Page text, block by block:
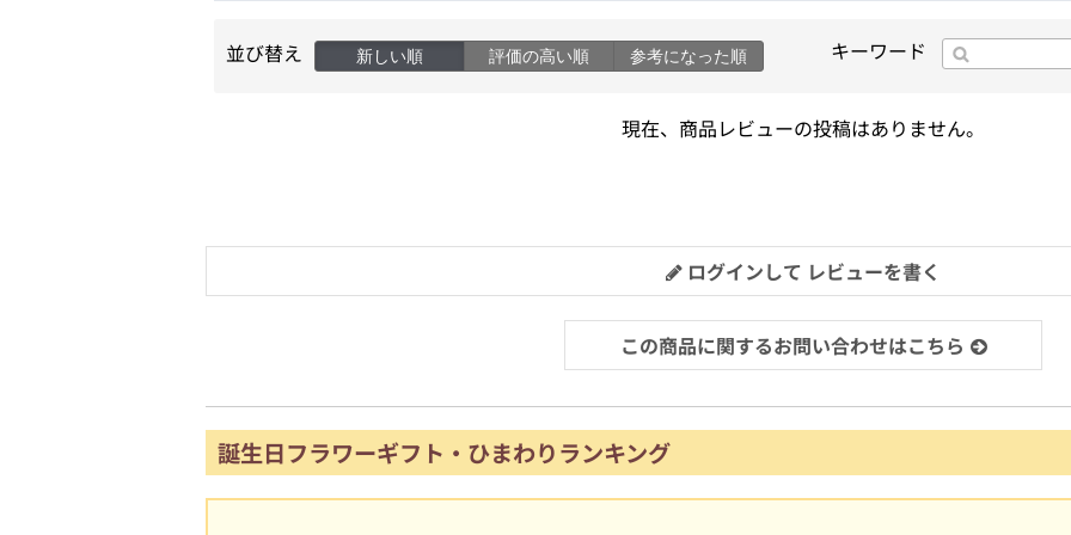
並び替え 新しい順 評価の高い順 参考になった順 キーワード
現在、商品レビューの投稿はありません。
ログインして レビューを書く
この商品に関するお問い合わせはこちら
誕生日フラワーギフト・ひまわりランキング